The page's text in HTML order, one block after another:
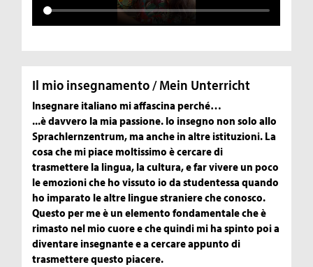
Il mio insegnamento / Mein Unterricht
Insegnare italiano mi affascina perché…
...è davvero la mia passione. Io insegno non solo allo
Sprachlernzentrum, ma anche in altre istituzioni. La
cosa che mi piace moltissimo è cercare di
trasmettere la lingua, la cultura, e far vivere un poco
le emozioni che ho vissuto io da studentessa quando
ho imparato le altre lingue straniere che conosco.
Questo per me è un elemento fondamentale che è
rimasto nel mio cuore e che quindi mi ha spinto poi a
diventare insegnante e a cercare appunto di
trasmettere questo piacere.